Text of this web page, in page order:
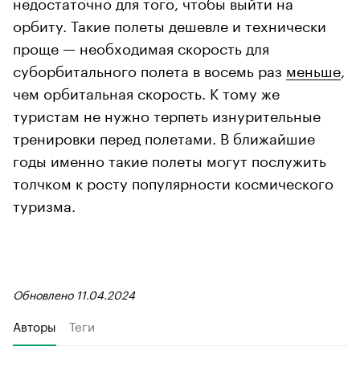
орбиту. Такие полеты дешевле и технически
проще — необходимая скорость для
суборбитального полета в восемь раз меньше
чем орбитальная скорость. К тому же
туристам не нужно терпеть изнурительные
тренировки перед полетами. В ближайшие
годы именно такие полеты могут послужить
толчком к росту популярности космического
туризма.
Обновлено 11.04.2024
Авторы Теги